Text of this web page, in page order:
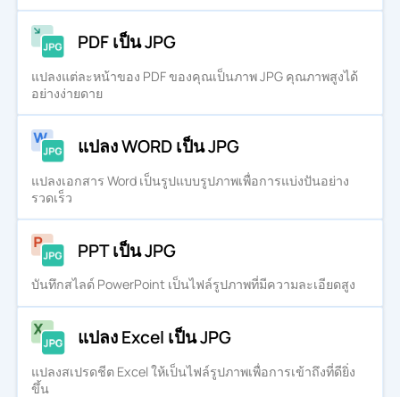
PDF เป็น JPG
แปลงแต่ละหน้าของ PDF ของคุณเป็นภาพ JPG คุณภาพสูงได้
อย่างง่ายดาย
แปลง WORD เป็น JPG
แปลงเอกสาร Word เป็นรูปแบบรูปภาพเพื่อการแบ่งปันอย่าง
รวดเร็ว
PPT เป็น JPG
บันทึกสไลด์ PowerPoint เป็นไฟล์รูปภาพที่มีความละเอียดสูง
แปลง Excel เป็น JPG
แปลงสเปรดชีต Excel ให้เป็นไฟล์รูปภาพเพื่อการเข้าถึงที่ดียิ่ง
ขึ้น